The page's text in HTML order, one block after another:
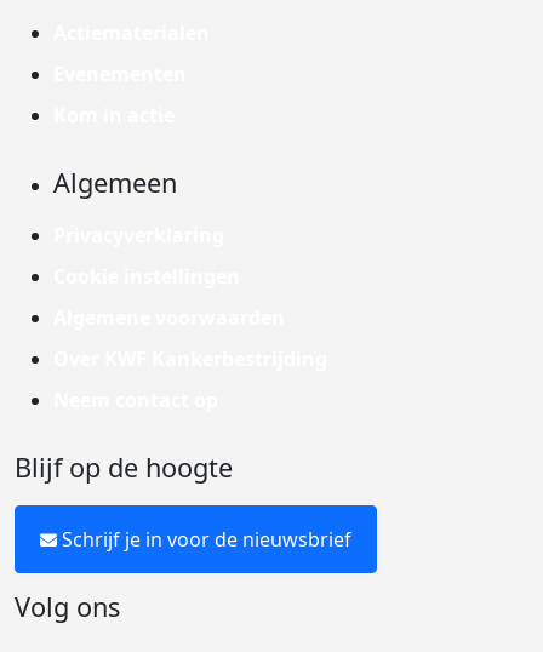
Algemeen
Blijf op de hoogte
Schrijf je in voor de nieuwsbrief
Volg ons